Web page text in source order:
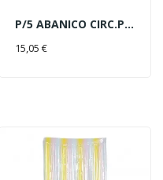
P/5 ABANICO CIRC.PASTEL ORO
15,05 €